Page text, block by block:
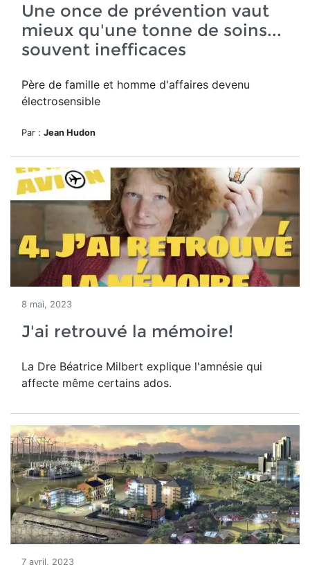
Une once de prévention vaut
mieux qu'une tonne de soins...
souvent inefficaces
Père de famille et homme d'affaires devenu
électrosensible
Par : Jean Hudon
8 mai, 2023
J'ai retrouvé la mémoire!
La Dre Béatrice Milbert explique l'amnésie qui
affecte même certains ados.
7 avril, 2023